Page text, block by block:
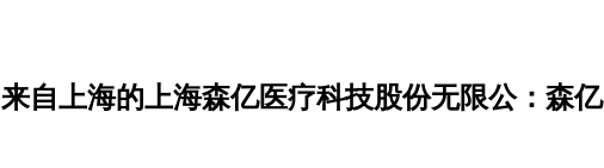
来自上海的上海森亿医疗科技股份无限公：森亿